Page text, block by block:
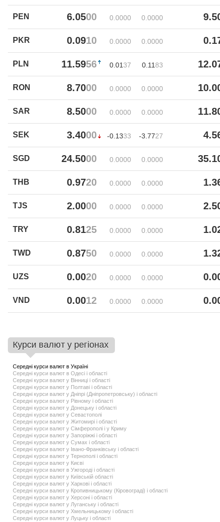
PEN 6.0500 0.0000 0.0000
PKR 0.0910 0.0000 0.0000
PLN 11.5956 0.01 37 0.1183
RON 8.7000 0.0000 0.0000
SAR 8.5000 0.0000 0.0000
SEK 3.4000 -0.1333 -3.7727
SGD 24.5000 0.0000 0.0000
THB 0.9720 0.0000 0.0000
TJS 2.0000 0.0000 0.0000
TRY 0.8125 0.0000 0.0000
TWD 0.8750 0.0000 0.0000
UZS 0.0020 0.0000 0.0000
VND 0.0012 0.0000 0.0000
Курси валют у регіонах
Середні курси валют в Україні
Середні курси валют в Одесі і області
Середні курси валют у Вінниці і області
Середні курси валют у Полтаві і області
Середні курси валют у Дніпрі (Дніпропетровську) і області
Середні курси валют у Рівному і області
Середні курси валют у Донецьку і області
Середні курси валют у Севастополі
Середні курси валют у Житомирі і області
Середні курси валют у Сімферополі і у Криму
Середні курси валют у Запоріжжі і області
Середні курси валют у Сумах і області
Середні курси валют у Івано-Франківську і області
Середні курси валют у Тернополі і області
Середні курси валют у Києві
Середні курси валют в Ужгороді і області
Середні курси валют у Київській області
Середні курси валют у Харкові і області
Середні курси валют у Кропивницькому (Кіровограді) і області
Середні курси валют у Херсоні і області
Середні курси валют у Луганську і області
Середні курси валют у Хмельницькому і області
Середні курси валют у Луцьку і області